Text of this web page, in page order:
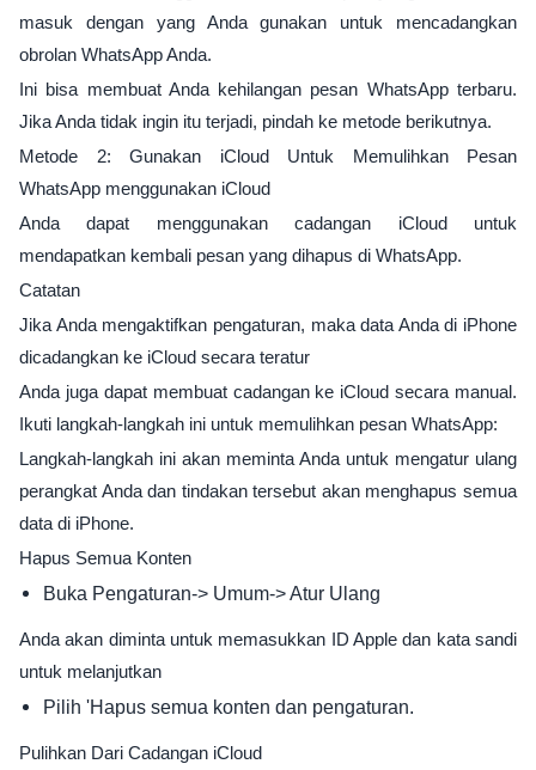
masuk dengan yang Anda gunakan untuk mencadangkan
obrolan WhatsApp Anda.
Ini bisa membuat Anda kehilangan pesan WhatsApp terbaru.
Jika Anda tidak ingin itu terjadi, pindah ke metode berikutnya.
Metode 2: Gunakan iCloud Untuk Memulihkan Pesan
WhatsApp menggunakan iCloud
Anda dapat menggunakan cadangan iCloud untuk
mendapatkan kembali pesan yang dihapus di WhatsApp.
Catatan
Jika Anda mengaktifkan pengaturan, maka data Anda di iPhone
dicadangkan ke iCloud secara teratur
Anda juga dapat membuat cadangan ke iCloud secara manual.
Ikuti langkah-langkah ini untuk memulihkan pesan WhatsApp:
Langkah-langkah ini akan meminta Anda untuk mengatur ulang
perangkat Anda dan tindakan tersebut akan menghapus semua
data di iPhone.
Hapus Semua Konten
Buka Pengaturan-> Umum-> Atur Ulang
Anda akan diminta untuk memasukkan ID Apple dan kata sandi
untuk melanjutkan
Pilih 'Hapus semua konten dan pengaturan.
Pulihkan Dari Cadangan iCloud